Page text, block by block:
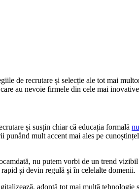
de recrutare și selecție ale tot mai
au nevoie firmele din cele mai
și susțin chiar că educația formală
mult accent mai ales pe
nu putem vorbi de un trend
și devin regulă și în celelalte domenii.
adoptă tot mai multă